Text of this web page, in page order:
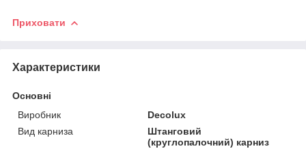
Приховати
Характеристики
Основні
Виробник
Decolux
Вид карниза
Штанговий
(круглопалочний) карниз